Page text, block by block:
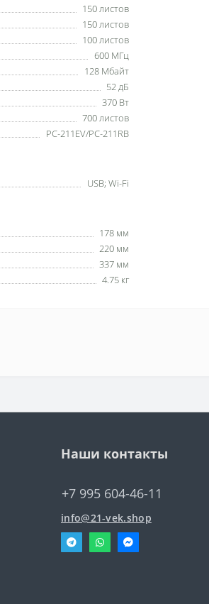
150 листов
150 листов
100 листов
600 МГц
128 Мбайт
52 дБ
370 Вт
700 листов
PC-211EV/PC-211RB
USB; Wi-Fi
178 мм
220 мм
337 мм
4.75 кг
Наши контакты
+7 995 604-46-11
info@21-vek.shop